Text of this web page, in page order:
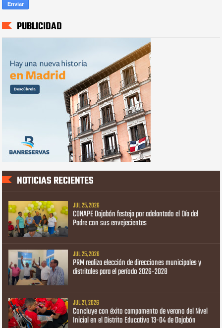
PUBLICIDAD
NOTICIAS RECIENTES
JUL 25, 2026
CONAPE Dajabón festeja por adelantado el Día del
Padre con sus envejecientes
JUL 25, 2026
PRM realiza elección de direcciones municipales y
distritales para el período 2026-2028
JUL 21, 2026
Concluye con éxito campamento de verano del Nivel
Inicial en el Distrito Educativo 13-04 de Dajabón